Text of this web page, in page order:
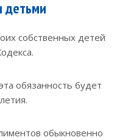
детьми
собственных детей
обязанность будет
обыкновенно